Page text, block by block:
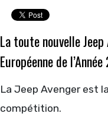
La toute nouvelle
Européenne de
La Jeep Avenger est
compétition.